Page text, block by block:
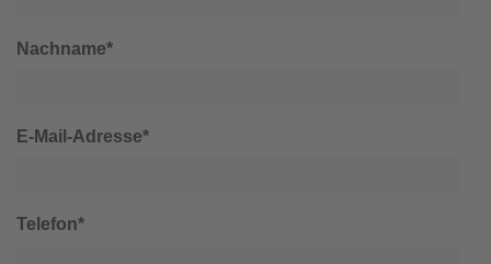
Nachname*
E-Mail-Adresse*
Telefon*